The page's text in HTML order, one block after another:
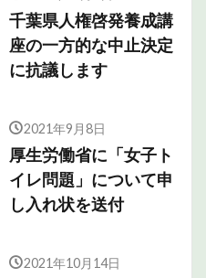
千葉県人権啓発養成講
座の一方的な中止決定
に抗議します
2021年9月8日
厚生労働省に「女子ト
イレ問題」について申
し入れ状を送付
2021年10月14日